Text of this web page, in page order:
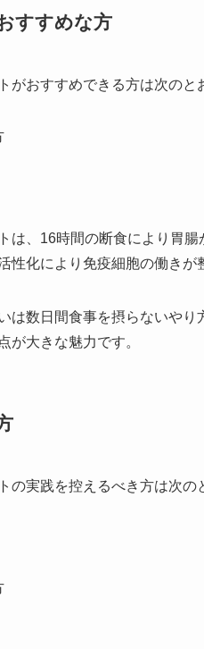
すすめな方
がおすすめできる方は次のと
は、16時間の断食により胃
性化により免疫細胞の働き
は数日間食事を摂らないや
点が大きな魅力です。
の実践を控えるべき方は次の